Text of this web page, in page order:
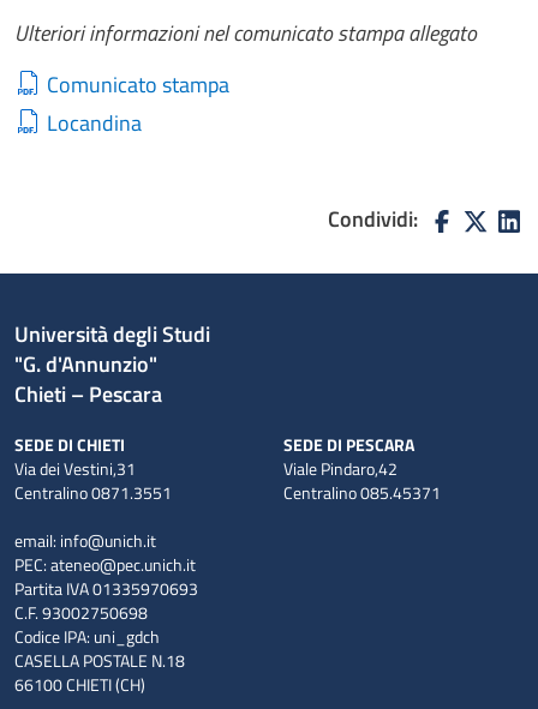
Ulteriori informazioni nel comunicato stampa allegato
Comunicato stampa
Locandina
Condividi:
Università degli Studi
"G. d'Annunzio"
Chieti – Pescara
SEDE DI CHIETI
Via dei Vestini,31
Centralino 0871.3551
SEDE DI PESCARA
Viale Pindaro,42
Centralino 085.45371
email: info@unich.it
PEC:ateneo@pec.unich.it
Partita IVA 01335970693
C.F. 93002750698
Codice IPA: uni_gdch
CASELLA POSTALE N.18
66100 CHIETI (CH)